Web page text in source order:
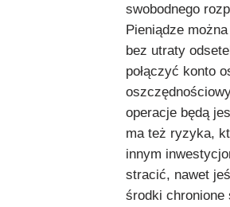
swobodnego
Pieniądze można
bez utraty
połączyć konto
operacje będą
ma też ryzyka,
innym
stracić, nawet
środki chronione